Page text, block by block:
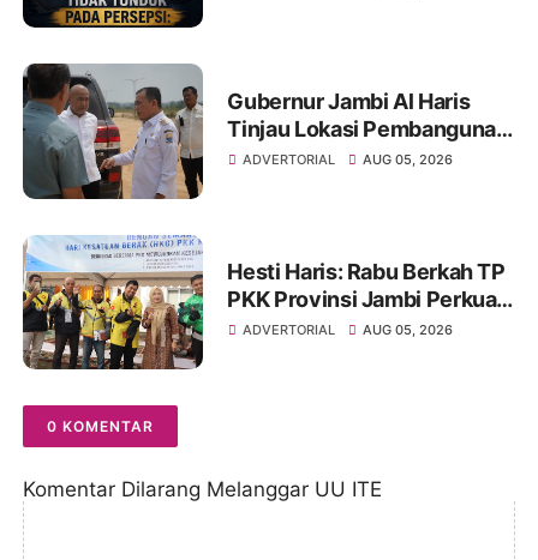
Gubernur Jambi Al Haris
Tinjau Lokasi Pembangunan
Sekolah Rakyat dan Lokasi
ADVERTORIAL AUG 05, 2026
Hesti Haris: Rabu Berkah TP
PKK Provinsi Jambi Perkuat
Literasi Keuangan dan
ADVERTORIAL AUG 05, 2026
0 KOMENTAR
Komentar Dilarang Melanggar UU ITE